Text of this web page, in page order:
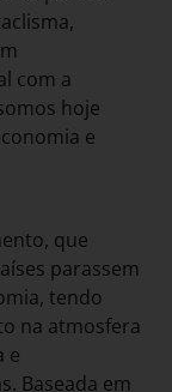
com a
hoje
e
que
parassem
tendo
na atmosfera
e
Baseada em